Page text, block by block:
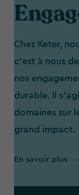
Chez Keter,
c'est à nous
nos
durable. Il
domaines sur
grand impact.
En savoir plus